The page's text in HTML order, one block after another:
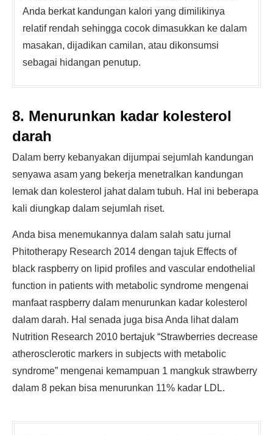
Anda berkat kandungan kalori yang dimilikinya
relatif rendah sehingga cocok dimasukkan ke dalam
masakan, dijadikan camilan, atau dikonsumsi
sebagai hidangan penutup.
8. Menurunkan kadar kolesterol
darah
Dalam berry kebanyakan dijumpai sejumlah kandungan
senyawa asam yang bekerja menetralkan kandungan
lemak dan kolesterol jahat dalam tubuh. Hal ini beberapa
kali diungkap dalam sejumlah riset.
Anda bisa menemukannya dalam salah satu jurnal
Phitotherapy Research 2014 dengan tajuk Effects of
black raspberry on lipid profiles and vascular endothelial
function in patients with metabolic syndrome mengenai
manfaat raspberry dalam menurunkan kadar kolesterol
dalam darah. Hal senada juga bisa Anda lihat dalam
Nutrition Research 2010 bertajuk “Strawberries decrease
atherosclerotic markers in subjects with metabolic
syndrome” mengenai kemampuan 1 mangkuk strawberry
dalam 8 pekan bisa menurunkan 11% kadar LDL.